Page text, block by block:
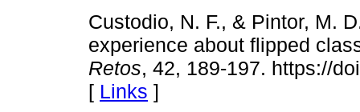
Custodio, N. F., & Pintor, M.
experience about flipped
Retos, 42, 189-197. https://
[ Links ]